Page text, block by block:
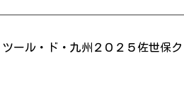
ール・ド・九州２０２５佐世保